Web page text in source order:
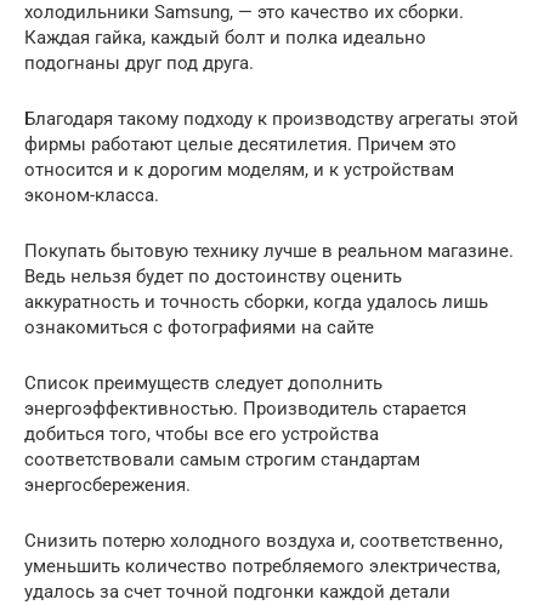
холодильники Samsung, — это качество их сборки.
Каждая гайка, каждый болт и полка идеально
подогнаны друг под друга.
Благодаря такому подходу к производству агрегаты этой
фирмы работают целые десятилетия. Причем это
относится и к дорогим моделям, и к устройствам
эконом-класса.
Покупать бытовую технику лучше в реальном магазине.
Ведь нельзя будет по достоинству оценить
аккуратность и точность сборки, когда удалось лишь
ознакомиться с фотографиями на сайте
Список преимуществ следует дополнить
энергоэффективностью. Производитель старается
добиться того, чтобы все его устройства
соответствовали самым строгим стандартам
энергосбережения.
Снизить потерю холодного воздуха и, соответственно,
уменьшить количество потребляемого электричества,
удалось за счет точной подгонки каждой детали